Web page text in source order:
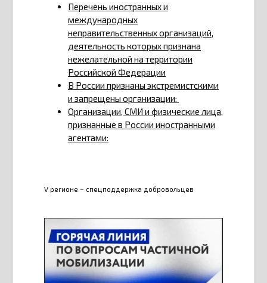
Перечень иностранных и
международных
неправительственных организаций,
деятельность которых признана
нежелательной на территории
Российской Федерации
В России признаны экстремистскими
и запрещены организации:
Организации, СМИ и физические лица,
признанные в России иностранными
агентами:
V регионе – спецподдержка добровольцев